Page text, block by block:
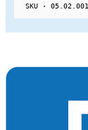
SKU · 05.02.001